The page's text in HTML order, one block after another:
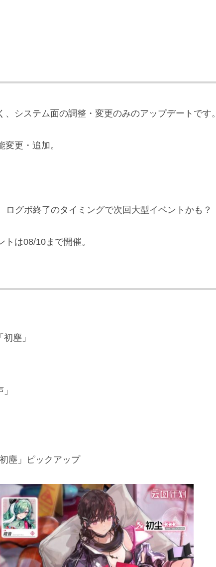
システム面の調整・変更のみのアップデートです。
変更・追加。
ログボ終了のタイミングで次回大型イベントかも？
は08/10まで開催。
塵」
塵」ピックアップ